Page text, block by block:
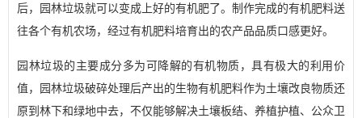
后，园林垃圾就可以变成上好的有机肥了。制作完成的有机肥料送
往各个有机农场，经过有机肥料培育出的农产品品质口感更好。
园林垃圾的主要成分多为可降解的有机物质，具有极大的利用价
值，园林垃圾破碎处理后产出的生物有机肥料作为土壤改良物质还
原到林下和绿地中去，不仅能够解决土壤板结、养植护植、公众卫